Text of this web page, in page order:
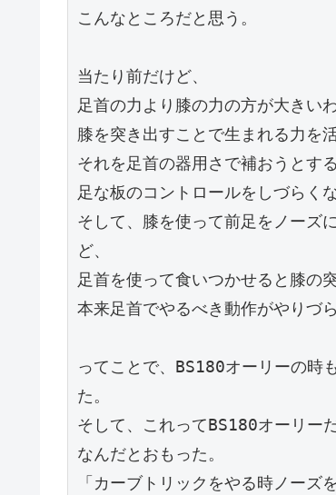
こんなところだと思う。
当たり前だけど、
足首の力より膝の力の方が大きいわ
膝を突き出すことで生まれる力を
それを足首の器用さで補おうとす
足な板のコントロールをしづらくな
そして、膝を使って前足をノーズ
ど、
足首を使って食いつかせると膝の
本来足首でやるべき動作がやりづ
ってことで、BS180オーリーの時
た。
そして、これってBS180オーリー
なんだとおもった。
「カーブトリックをやる時ノーズ